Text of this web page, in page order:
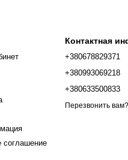
вашему
корм Nuevo из
счастья каждый день!
соглашение
Контактная
+380678829371
+380993069218
+380633500833
Перезвонить вам?